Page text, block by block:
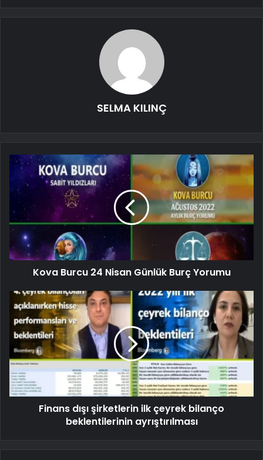
SELMA KILINÇ
Kova Burcu 24 Nisan Günlük Burç Yorumu
Finans dışı şirketlerin ilk çeyrek bilanço
beklentilerinin ayrıştırılması